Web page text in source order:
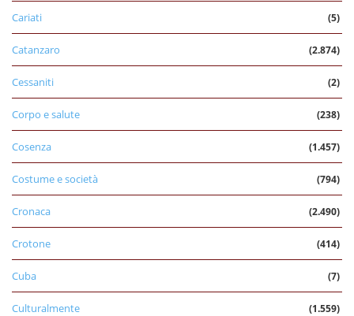
Cariati (5)
Catanzaro (2.874)
Cessaniti (2)
Corpo e salute (238)
Cosenza (1.457)
Costume e società (794)
Cronaca (2.490)
Crotone (414)
Cuba (7)
Culturalmente (1.559)